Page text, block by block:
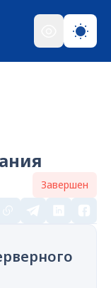
Завершен